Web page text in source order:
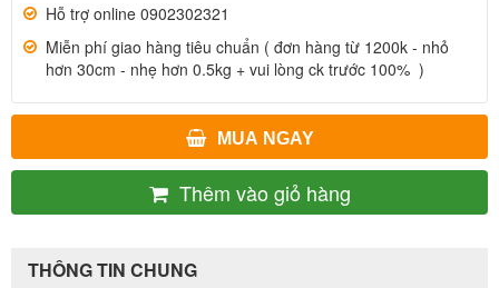
Hỗ trợ online 0902302321
Miễn phí giao hàng tiêu chuẩn ( đơn hàng từ 1200k - nhỏ
hơn 30cm - nhẹ hơn 0.5kg + vui lòng ck trước 100% )
MUA NGAY
Thêm vào giỏ hàng
THÔNG TIN CHUNG